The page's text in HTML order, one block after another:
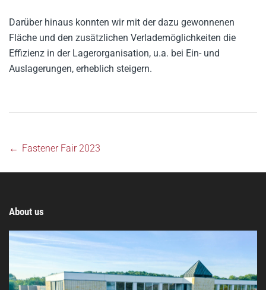
Darüber hinaus konnten wir mit der dazu gewonnenen
Fläche und den zusätzlichen Verlademöglichkeiten die
Effizienz in der Lagerorganisation, u.a. bei Ein- und
Auslagerungen, erheblich steigern.
Post
navigation
← Fastener Fair 2023
About us